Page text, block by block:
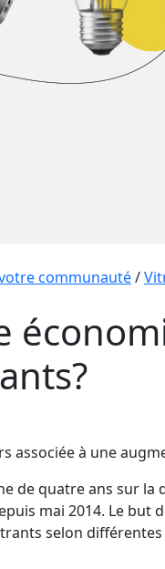
communauté/
associée à une
de quatre ans sur la
mai 2014. Le but
selon